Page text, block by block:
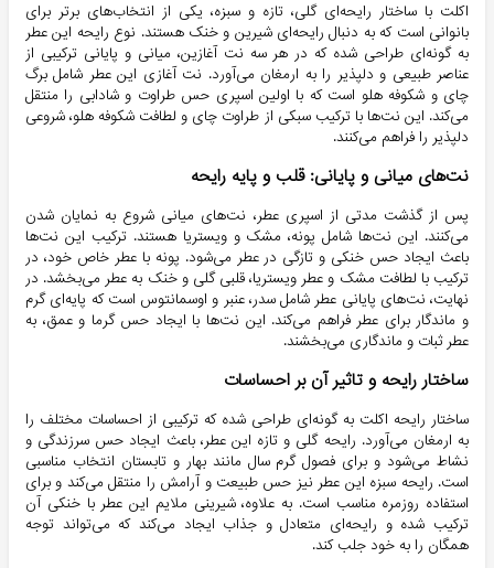
اکلت با ساختار رایحه‌ای گلی، تازه و سبزه، یکی از انتخاب‌های برتر برای
بانوانی است که به دنبال رایحه‌ای شیرین و خنک هستند. نوع رایحه این عطر
به گونه‌ای طراحی شده که در هر سه نت آغازین، میانی و پایانی ترکیبی از
عناصر طبیعی و دلپذیر را به ارمغان می‌آورد. نت آغازی این عطر شامل برگ
چای و شکوفه هلو است که با اولین اسپری حس طراوت و شادابی را منتقل
می‌کند. این نت‌ها با ترکیب سبکی از طراوت چای و لطافت شکوفه هلو، شروعی
دلپذیر را فراهم می‌کنند.
نت‌های میانی و پایانی: قلب و پایه رایحه
پس از گذشت مدتی از اسپری عطر، نت‌های میانی شروع به نمایان شدن
می‌کنند. این نت‌ها شامل پونه، مشک و ویستریا هستند. ترکیب این نت‌ها
باعث ایجاد حس خنکی و تازگی در عطر می‌شود. پونه با عطر خاص خود، در
ترکیب با لطافت مشک و عطر ویستریا، قلبی گلی و خنک به عطر می‌بخشد. در
نهایت، نت‌های پایانی عطر شامل سدر، عنبر و اوسمانتوس است که پایه‌ای گرم
و ماندگار برای عطر فراهم می‌کند. این نت‌ها با ایجاد حس گرما و عمق، به
عطر ثبات و ماندگاری می‌بخشند.
ساختار رایحه و تاثیر آن بر احساسات
ساختار رایحه اکلت به گونه‌ای طراحی شده که ترکیبی از احساسات مختلف را
به ارمغان می‌آورد. رایحه گلی و تازه این عطر، باعث ایجاد حس سرزندگی و
نشاط می‌شود و برای فصول گرم سال مانند بهار و تابستان انتخاب مناسبی
است. رایحه سبزه این عطر نیز حس طبیعت و آرامش را منتقل می‌کند و برای
استفاده روزمره مناسب است. به علاوه، شیرینی ملایم این عطر با خنکی آن
ترکیب شده و رایحه‌ای متعادل و جذاب ایجاد می‌کند که می‌تواند توجه
همگان را به خود جلب کند.